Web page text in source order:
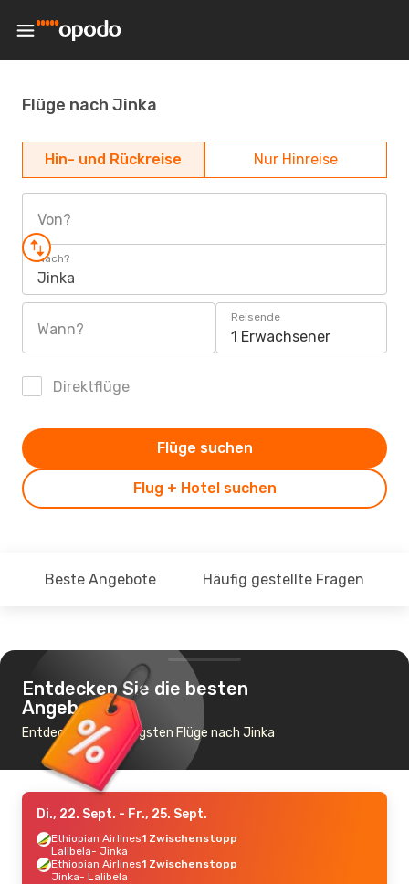
Flüge nach Jinka
Hin- und Rückreise Nur Hinreise
Von?
Nach?
Jinka
Wann?
Reisende
1 Erwachsener
Direktflüge
Flug + Hotel suchen
Flüge suchen
Beste Angebote Häufig gestellte Fragen
Entdecken Sie die besten
Angebote
Entdecke die günstigsten Flüge nach Jinka
Di., 22. Sept. - Fr., 25. Sept.
Ethiopian Airlines1 Zwischenstopp
Lalibela- Jinka
Ethiopian Airlines1 Zwischenstopp
Jinka- Lalibela